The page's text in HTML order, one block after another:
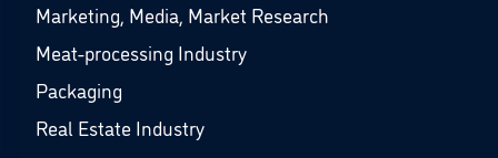
Marketing, Media, Market Research
Meat-processing Industry
Packaging
Real Estate Industry